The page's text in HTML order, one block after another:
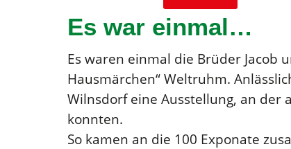
Es war einmal…
Es waren einmal die Brüder Jacob
Hausmärchen“ Weltruhm.
Wilnsdorf eine Ausstellung, an
konnten.
So kamen an die 100 Exponate